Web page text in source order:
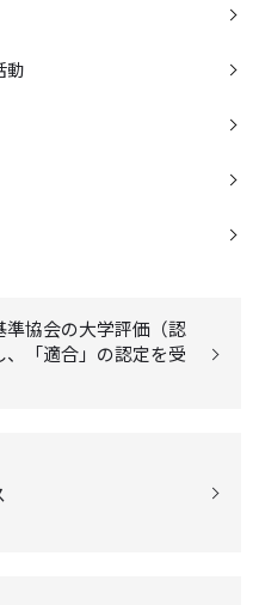
動
協会の大学評価（認
「適合」の認定を受